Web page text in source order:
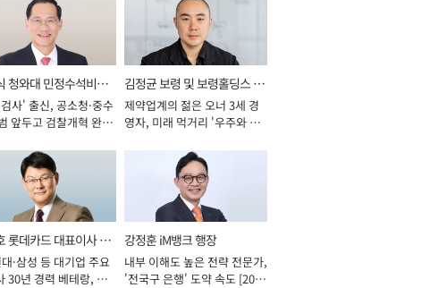
청와대 민정수석비서
사' 출신, 공소청·중수
앞두고 검찰개혁 완수
김정균 보령 및 보령홀딩스 대
표이사 사장
제약업계의 젊은 오너 3세 경
영자, 미래 먹거리 '우주와 헬
롯데카드 대표이사 사
대·삼성 등 대기업 주요
30년 경력 베테랑, 신
강정훈 iM뱅크 행장
내부 이해도 높은 전략 전문가,
'전국구 은행' 도약 속도 [2026